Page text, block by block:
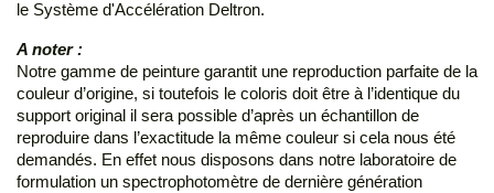
le Système d'Accélération Deltron.
A noter :
Notre gamme de peinture garantit une reproduction parfaite de la
couleur d’origine, si toutefois le coloris doit être à l’identique du
support original il sera possible d’après un échantillon de
reproduire dans l’exactitude la même couleur si cela nous été
demandés. En effet nous disposons dans notre laboratoire de
formulation un spectrophotomètre de dernière génération